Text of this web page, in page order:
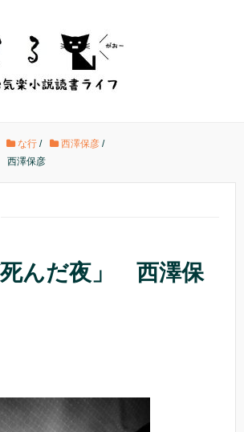
な行 / 西澤保彦 /
西澤保彦
死んだ夜」 西澤保